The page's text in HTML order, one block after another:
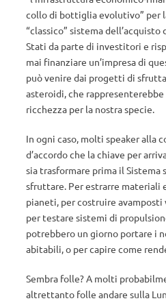
collo di bottiglia evolutivo” per
“classico” sistema
Stati da parte di investitori e
mai finanziare un’impresa di
può venire dai progetti di
asteroidi, che
ricchezza per la nostra specie.
In ogni caso, molti speaker alla
d’accordo che la chiave per
sia trasformare prima il Sistema
sfruttare. Per estrarre materiali
pianeti, per costruire
per testare sistemi di
potrebbero un giorno portare i
abitabili, o per capire come
Sembra folle? A molti
altrettanto folle andare sulla